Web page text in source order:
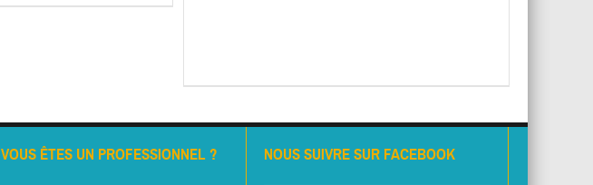
VOUS ÊTES UN PROFESSIONNEL ? NOUS SUIVRE SUR FACEBOOK